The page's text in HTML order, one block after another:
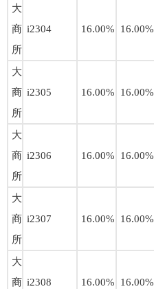
大
商
所
i2304 16.00% 16.00%
大
商
所
i2305 16.00% 16.00%
大
商
所
i2306 16.00% 16.00%
大
商
所
i2307 16.00% 16.00%
大
商 i2308 16.00% 16.00%